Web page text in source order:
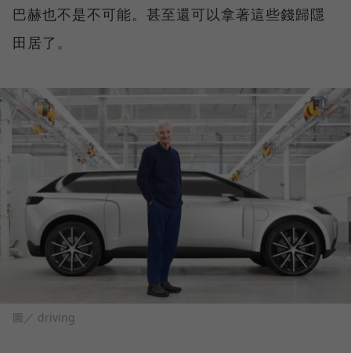
巴赫也不是不可能。甚至還可以拿著這些錢歸隱
田居了。
圖／ driving